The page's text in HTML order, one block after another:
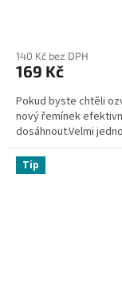
140 Kč bez DPH
169 Kč
Pokud byste chtěli
nový řemínek
dosáhnout.Velmi
Tip